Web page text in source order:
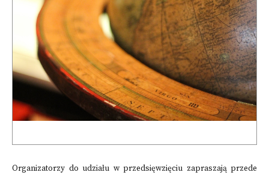
Organizatorzy do udziału w przedsięwzięciu zapraszają przede